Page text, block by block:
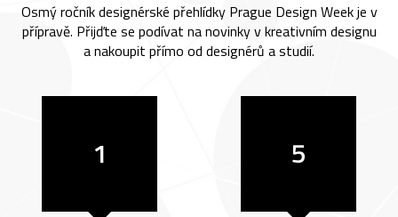
Osmý ročník designérské přehlídky Prague Design Week je v
přípravě. Přijďte se podívat na novinky v kreativním designu
a nakoupit přímo od designérů a studií.
1 5